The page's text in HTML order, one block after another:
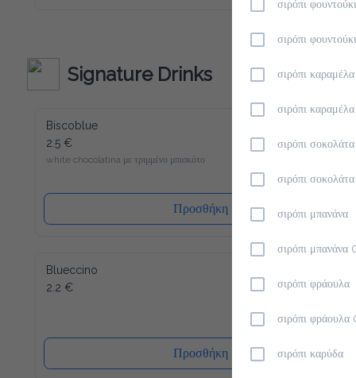
την τυπική Latte Macchiato γεύση! Γλυκύτητα χωρίς τύψεις
Coffee περιέχει επίσης καφεΐνη.
Signature Drinks
Biscoblue
2.5 €
white chocolatina με τριμμένο μπισκότο
Προσθήκη
Blueccino
2.2 €
Προσθήκη
σιρόπι φουντούκι
σιρόπι
σιρόπι καραμέλα
σιρόπι
σιρόπι σοκολάτα
σιρόπι
σιρόπι μπανάνα
σιρόπι μπανάνα
σιρόπι φράουλα
σιρόπι φράουλα
σιρόπι καρύδα